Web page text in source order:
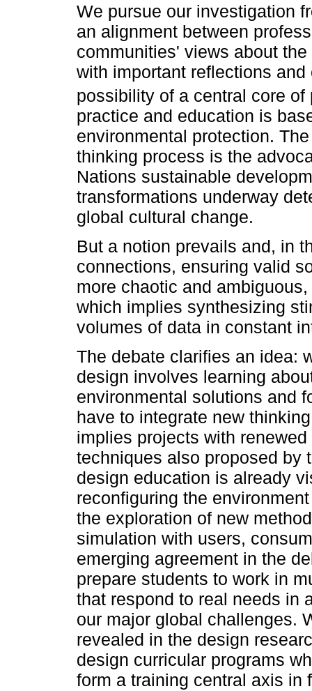
We pursue our investigation
an alignment between
communities' views about
with important reflections
possibility of a central core of
practice and education is
environmental protection.
thinking process is the
Nations sustainable
transformations underway
global cultural change.
But a notion prevails and, in
connections, ensuring valid
more chaotic and
which implies synthesizing
volumes of data in constant
The debate clarifies an idea:
design involves learning
environmental solutions and
have to integrate new
implies projects with
techniques also proposed by
design education is already
reconfiguring the
the exploration of new
simulation with users,
emerging agreement in the
prepare students to work in
that respond to real needs in
our major global challenges.
revealed in the design
design curricular programs
form a training central axis in